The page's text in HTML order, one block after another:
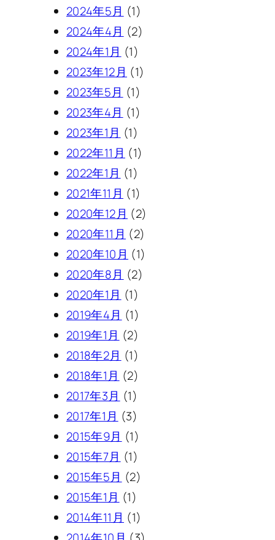
2024年5月 (1)
2024年4月 (2)
2024年1月 (1)
2023年12月 (1)
2023年5月 (1)
2023年4月 (1)
2023年1月 (1)
2022年11月 (1)
2022年1月 (1)
2021年11月 (1)
2020年12月 (2)
2020年11月 (2)
2020年10月 (1)
2020年8月 (2)
2020年1月 (1)
2019年4月 (1)
2019年1月 (2)
2018年2月 (1)
2018年1月 (2)
2017年3月 (1)
2017年1月 (3)
2015年9月 (1)
2015年7月 (1)
2015年5月 (2)
2015年1月 (1)
2014年11月 (1)